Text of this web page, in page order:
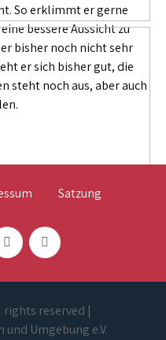
So erklimmt er gerne
bessere Aussicht zu
bisher noch nicht sehr
er sich bisher gut, die
steht noch aus, aber auch
Satzung
reserved |
Umgebung e.V.